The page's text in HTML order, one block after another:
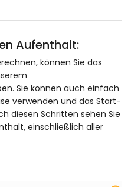
ons gewoon.
- Niederlande :
on the premises. I would go
auf dem Gelände sicher. Ich
Aufenthalt:
können Sie das
Sie können auch einfach
verwenden und das Start-
diesen Schritten sehen Sie
einschließlich aller